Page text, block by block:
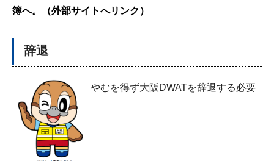
簿へ。（外部サイトへリンク）
辞退
やむを得ず大阪DWATを辞退する必要